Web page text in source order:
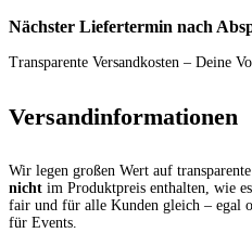
Nächster Liefertermin nach
Transparente Versandkosten – Deine
Versandinformationen
Wir legen großen Wert auf
nicht im Produktpreis enthalten, wie
fair und für alle Kunden gleich – egal
für Events.